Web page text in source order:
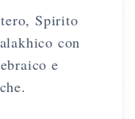
Spirito
con
e